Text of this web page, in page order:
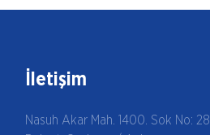
İletişim
Nasuh Akar Mah. 1400. Sok No: 28